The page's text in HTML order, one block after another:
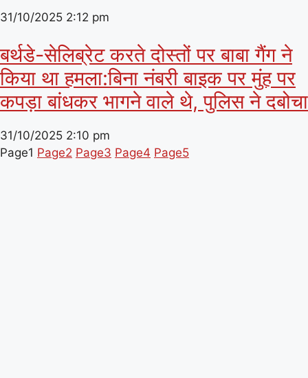
31/10/2025 2:12 pm
बर्थडे-सेलिब्रेट करते दोस्तों पर बाबा गैंग ने
किया था हमला:बिना नंबरी बाइक पर मुंह पर
कपड़ा बांधकर भागने वाले थे, पुलिस ने दबोचा
31/10/2025 2:10 pm
Page1 Page2 Page3 Page4 Page5